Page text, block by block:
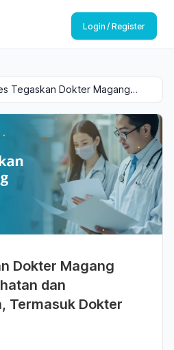
Login / Register
Tegaskan Dokter Magang
Kesehatan dan
Termasuk Dokter
Dokter Magang
dan
Termasuk Dokter